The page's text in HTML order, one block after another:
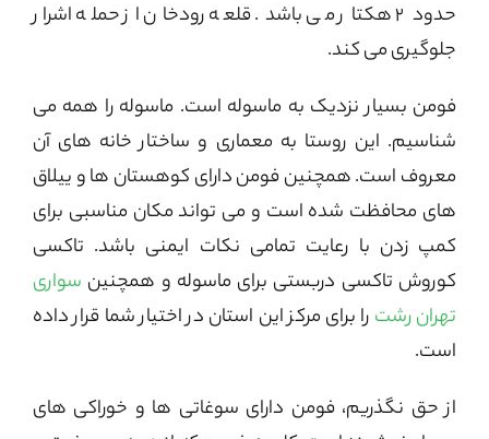
حدود 2 هکتار می باشد. قلعه رودخان از حمله اشرار
جلوگیری می کند.
فومن بسیار نزدیک به ماسوله است. ماسوله را همه می
شناسیم. این روستا به معماری و ساختار خانه های آن
معروف است. همچنین فومن دارای کوهستان ها و ییلاق
های محافظت شده است و می تواند مکان مناسبی برای
کمپ زدن با رعایت تمامی نکات ایمنی باشد. تاکسی
کوروش تاکسی دربستی برای ماسوله و همچنین سواری
تهران رشت را برای مرکز این استان در اختیار شما قرار داده
است.
از حق نگذریم، فومن دارای سوغاتی ها و خوراکی های